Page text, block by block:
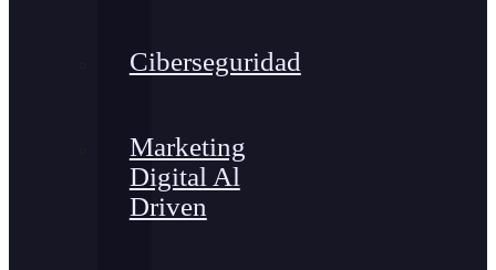
Ciberseguridad
Marketing
Digital Al
Driven